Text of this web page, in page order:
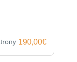
190,00€